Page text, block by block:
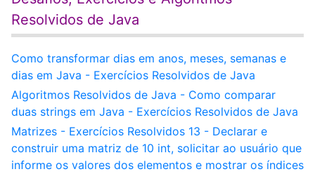
Resolvidos de Java
Como transformar dias em anos, meses, semanas e
dias em Java - Exercícios Resolvidos de Java
Algoritmos Resolvidos de Java - Como comparar
duas strings em Java - Exercícios Resolvidos de Java
Matrizes - Exercícios Resolvidos 13 - Declarar e
construir uma matriz de 10 int, solicitar ao usuário que
informe os valores dos elementos e mostrar os índices